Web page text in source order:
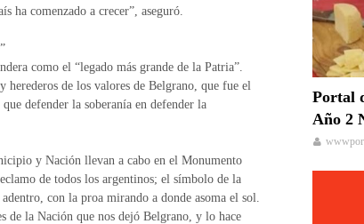
ha comenzado a crecer”, aseguró.
como el “legado más grande de la Patria”.
herederos de los valores de Belgrano, que fue el
defender la soberanía en defender la
y Nación llevan a cabo en el Monumento
de todos los argentinos; el símbolo de la
con la proa mirando a donde asoma el sol.
de la Nación que nos dejó Belgrano, y lo hace
Portal
Año 2